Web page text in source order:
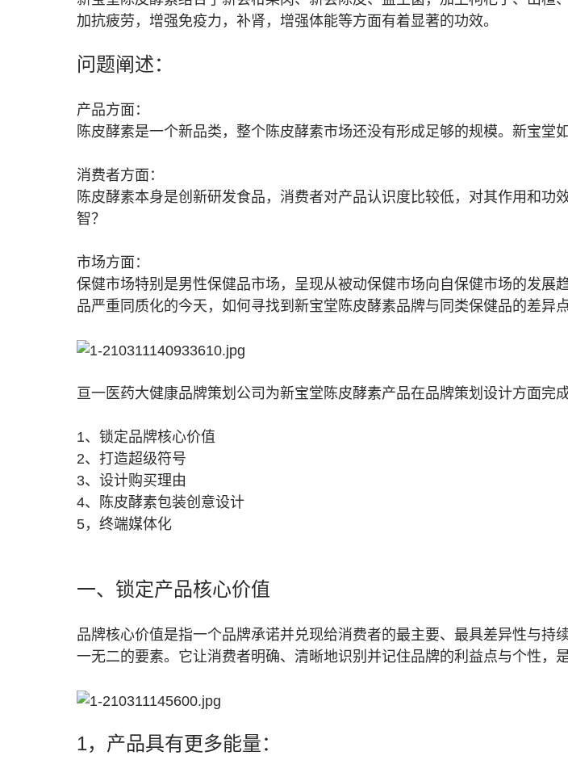
加抗疲劳，增强免疫力，补肾，增强体能等方面有着显著的功效。
问题阐述：
产品方面：
陈皮酵素是一个新品类，整个陈皮酵素市场还没有形成足够的规模。新宝堂
消费者方面：
陈皮酵素本身是创新研发食品，消费者对产品认识度比较低，对其作用和
智？
市场方面：
保健市场特别是男性保健品市场，呈现从被动保健市场向自保健市场的发
品严重同质化的今天，如何寻找到新宝堂陈皮酵素品牌与同类保健品的差异
亘一医药大健康品牌策划公司为新宝堂陈皮酵素产品在品牌策划设计方面完
1、锁定品牌核心价值
2、打造超级符号
3、设计购买理由
4、陈皮酵素包装创意设计
5，终端媒体化
一、锁定产品核心价值
品牌核心价值是指一个品牌承诺并兑现给消费者的最主要、最具差异性与
一无二的要素。它让消费者明确、清晰地识别并记住品牌的利益点与个性，
1，产品具有更多能量：